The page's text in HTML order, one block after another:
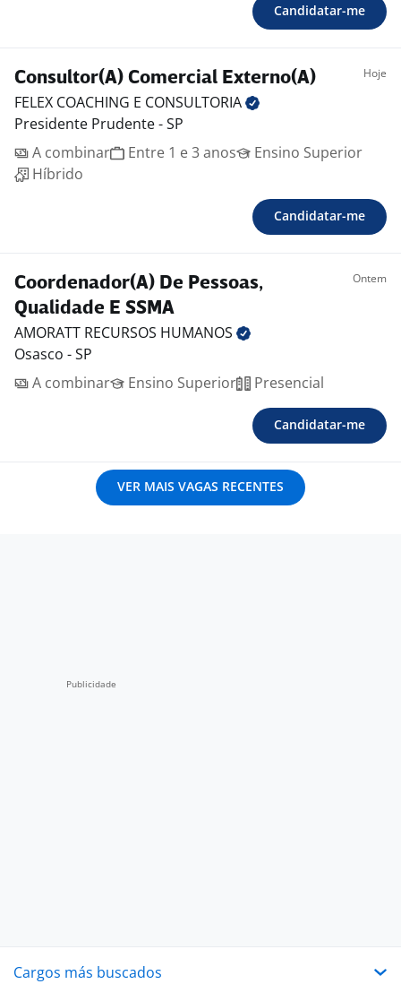
Candidatar-me
Consultor(A) Comercial Externo(A) Hoje
FELEX COACHING E CONSULTORIA
Presidente Prudente - SP
A combinar
Entre 1 e 3 anos
Ensino Superior
Híbrido
Candidatar-me
Coordenador(A) De Pessoas,
Qualidade E SSMA
Ontem
AMORATT RECURSOS HUMANOS
Osasco - SP
A combinar
Ensino Superior Presencial
Candidatar-me
VER MAIS VAGAS RECENTES
Cargos más buscados